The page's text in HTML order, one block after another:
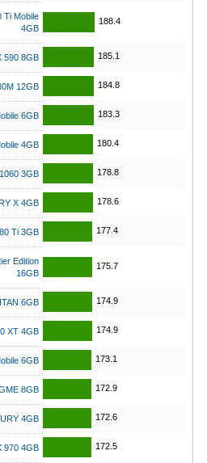
Ti Mobile
4GB
188.4
590 8GB 185.1
12GB 184.8
6GB 183.3
4GB 180.4
3GB 178.8
X 4GB 178.6
Ti 3GB 177.4
Edition
16GB
175.7
6GB 174.9
XT 4GB 174.9
6GB 173.1
8GB 172.9
4GB 172.6
970 4GB 172.5